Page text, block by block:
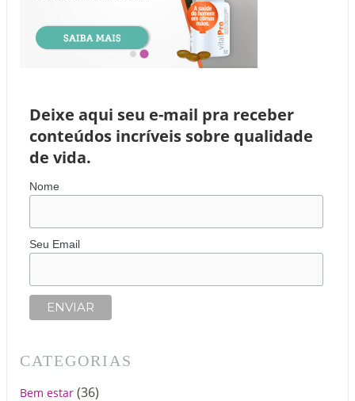
Deixe aqui seu e-mail pra receber
conteúdos incríveis sobre qualidade
de vida.
Nome
Seu Email
CATEGORIAS
Bem estar (36)